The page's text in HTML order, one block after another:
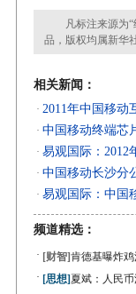
凡标注来源为“经
品，版权均属新华
相关新闻：
· 2011年中国移动
· 中国移动终端芯
· 易观国际：2012
· 中国移动长沙分
· 易观国际：中国
频道精选：
· [财智]肯德基曝炸
· [思想]夏斌：人民